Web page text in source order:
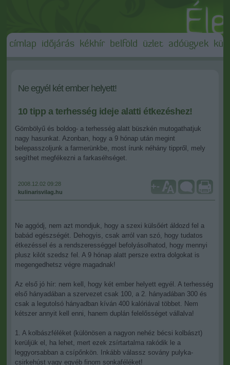
címlap időjárás kékhír belföld üzlet adóügyek
Ne egyél két ember helyett!
10 tipp a terhesség ideje alatti étkezéshez!
Gömbölyű és boldog- a terhesség alatt büszkén mutogathatjuk
nagy hasunkat. Azonban, hogy a 9 hónap után megint
belepasszoljunk a farmerünkbe, most írunk néhány tippről, mely
segíthet megfékezni a farkaséhséget.
2008.12.02 09:28
kulinarisvilag.hu
+-
Ne aggódj, nem azt mondjuk, hogy a szexi külsőért áldozd fel a
babád egészségét. Dehogyis, csak arról van szó, hogy tudatos
étkezéssel és a rendszerességgel befolyásolhatod, hogy mennyi
plusz kilót szedsz fel. A 9 hónap alatt persze extra dolgokat is
megengedhetsz végre magadnak!
Az első jó hír: nem kell, hogy két ember helyett egyél. A terhesség
első hányadában a szervezet csak 100, a 2. hányadában 300 és
csak a legutolsó hányadban kíván 400 kalóriával többet. Nem
kétszer annyit kell enni, hanem duplán felelősséget vállalva!
1. A kolbászféléket (különösen a nagyon nehéz bécsi kolbászt)
kerüljük el, ha lehet, mert ezek zsírtartalma rakódik le a
leggyorsabban a csípőnkön. Inkább válassz sovány pulyka-
csirkehúst vagy egyéb finom sonkaféléket!